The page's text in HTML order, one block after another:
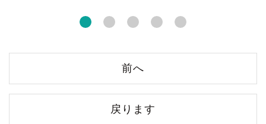
前へ
戻ります